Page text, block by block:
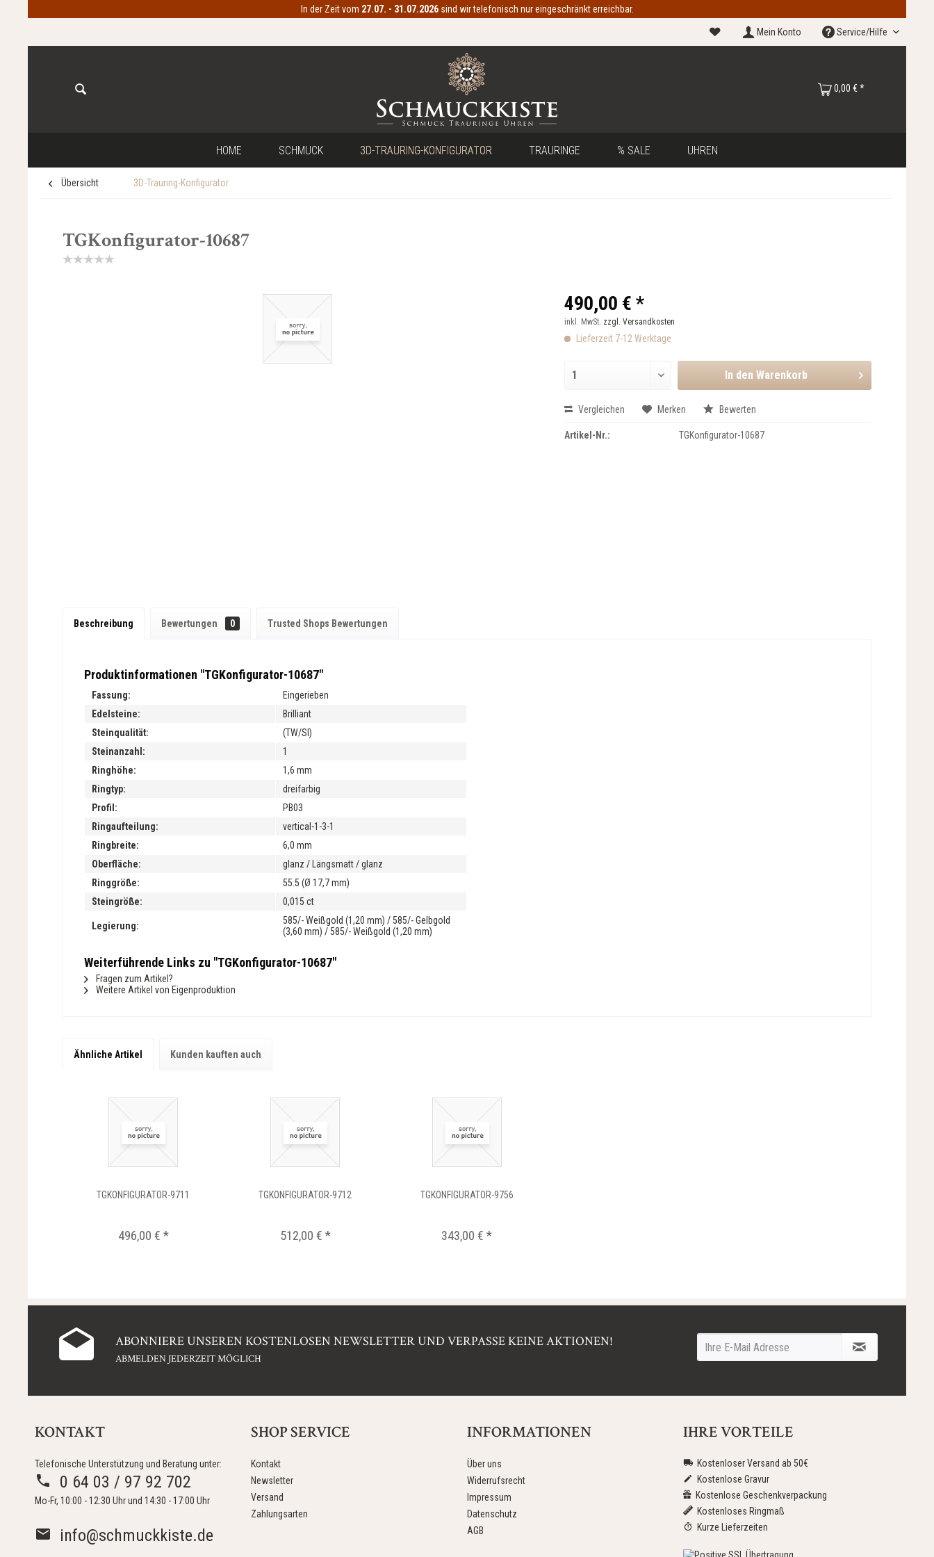
In der Zeit vom 27.07. - 31.07.2026 sind wir telefonisch nur eingeschränkt erreichbar.
Mein Konto Service/Hilfe
0,00 € *
HOME SCHMUCK 3D-TRAURING-KONFIGURATOR TRAURINGE % SALE UHREN
Übersicht 3D-Trauring-Konfigurator
TGKonfigurator-10687
490,00 € *
inkl. MwSt. zzgl. Versandkosten
Lieferzeit 7-12 Werktage
In den Warenkorb
Vergleichen Merken Bewerten
Artikel-Nr.: TGKonfigurator-10687
Beschreibung Bewertungen 0 Trusted Shops Bewertungen
Produktinformationen "TGKonfigurator-10687"
Fassung:
Eingerieben
Edelsteine:
Brilliant
Steinqualität:
(TW/SI)
Steinanzahl:
1
Ringhöhe:
1,6 mm
Ringtyp:
dreifarbig
Profil:
PB03
Ringaufteilung:
vertical-1-3-1
Ringbreite:
6,0 mm
Oberfläche:
glanz / Längsmatt / glanz
Ringgröße:
55.5 (Ø 17,7 mm)
Steingröße:
0,015 ct
Legierung:
585/- Weißgold (1,20 mm) / 585/- Gelbgold
(3,60 mm) / 585/- Weißgold (1,20 mm)
Weiterführende Links zu "TGKonfigurator-10687"
Fragen zum Artikel?
Weitere Artikel von Eigenproduktion
Ähnliche Artikel Kunden kauften auch
TGKONFIGURATOR-9711
496,00 € *
TGKONFIGURATOR-9712
512,00 € *
TGKONFIGURATOR-9756
343,00 € *
ABONNIERE UNSEREN KOSTENLOSEN NEWSLETTER UND VERPASSE KEINE AKTIONEN!
ABMELDEN JEDERZEIT MÖGLICH
KONTAKT
Telefonische Unterstützung und Beratung unter:
0 64 03 / 97 92 702
Mo-Fr, 10:00 - 12:30 Uhr und 14:30 - 17:00 Uhr
info@schmuckkiste.de
SHOP SERVICE
Kontakt
Newsletter
Versand
Zahlungsarten
INFORMATIONEN
Über uns
Widerrufsrecht
Impressum
Datenschutz
AGB
IHRE VORTEILE
Kostenloser Versand ab 50€
Kostenlose Gravur
Kostenlose Geschenkverpackung
Kostenloses Ringmaß
Kurze Lieferzeiten